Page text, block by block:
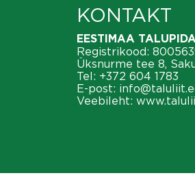
KONTAKT
EESTIMAA
Registrikood:
Üksnurme tee 8,
Tel: +372 604 1783
E-post:
Veebileht: